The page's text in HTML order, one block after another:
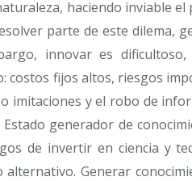
haciendo inviable el
parte de este dilema,
innovar es
costos fijos altos, riesgos
imitaciones y el robo de
generador de
de invertir en ciencia y
Generar